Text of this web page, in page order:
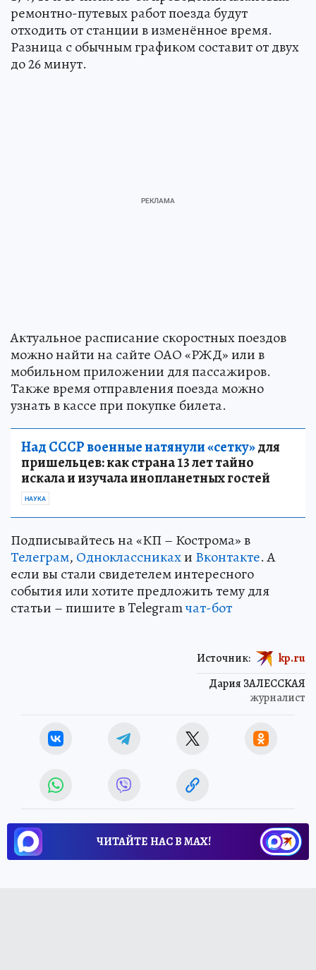
1, 4, 10 и 13 июня из-за проведения плановых
ремонтно-путевых работ поезда будут
отходить от станции в изменённое время.
Разница с обычным графиком составит от двух
Актуальное расписание скоростных поездов
можно найти на сайте ОАО «РЖД» или в
мобильном приложении для пассажиров.
Также время отправления поезда можно
узнать в кассе при покупке билета.
Над СССР военные натянули «сетку»для
пришельцев: как страна 13 лет тайно
искала и изучала инопланетных гостей
Подписывайтесь на «КП – Кострома» в
Телеграм,ОдноклассникахиВконтакте
если вы стали свидетелем интересного
события или хотите предложить тему для
Дария ЗАЛЕССКАЯ
Источник: kp.ru